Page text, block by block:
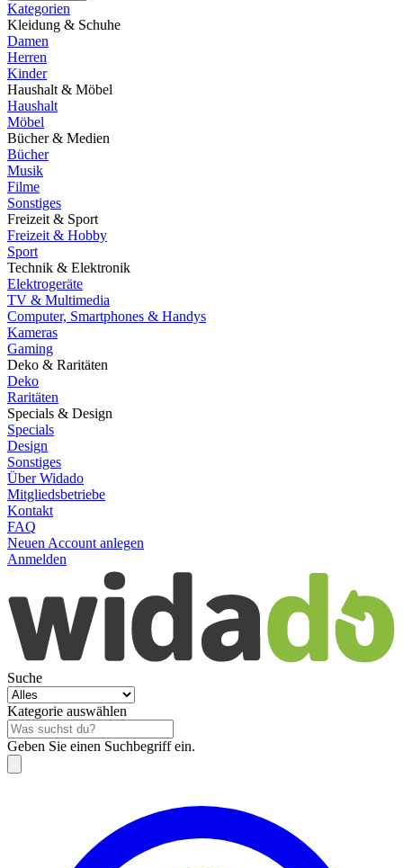
Kategorien
Kleidung & Schuhe
Damen
Herren
Kinder
Haushalt & Möbel
Haushalt
Möbel
Bücher & Medien
Bücher
Musik
Filme
Sonstiges
Freizeit & Sport
Freizeit & Hobby
Sport
Technik & Elektronik
Elektrogeräte
TV & Multimedia
Computer, Smartphones & Handys
Kameras
Gaming
Deko & Raritäten
Deko
Raritäten
Specials & Design
Specials
Design
Sonstiges
Über Widado
Mitgliedsbetriebe
Kontakt
FAQ
Neuen Account anlegen
Anmelden
Suche
Kategorie auswählen
Geben Sie einen Suchbegriff ein.